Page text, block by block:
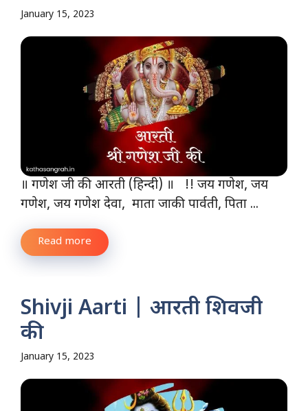
January 15, 2023
॥ गणेश जी की आरती (हिन्दी) ॥ !! जय गणेश, जय
गणेश, जय गणेश देवा, माता जाकी पार्वती, पिता ...
Read more
Shivji Aarti | आरती शिवजी
की
January 15, 2023